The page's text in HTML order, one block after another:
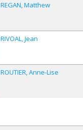
REGAN Matthew
RIVOAL Jean
ROUTIER Anne-Lise